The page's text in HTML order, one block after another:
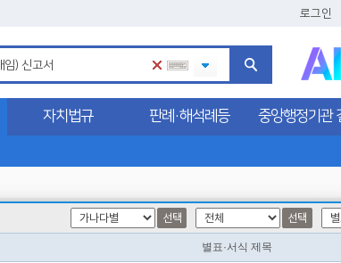
로그인
글씨크
글씨크
글씨크
자치법규 판례·해석례등 중앙행정기관
선택 선택
별표·서식 제목